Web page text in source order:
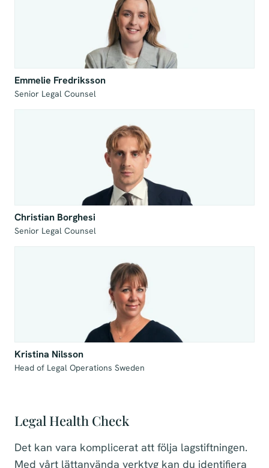
Emmelie Fredriksson
Senior Legal Counsel
Christian Borghesi
Senior Legal Counsel
Kristina Nilsson
Head of Legal Operations Sweden
Legal Health Check
Det kan vara komplicerat att följa lagstiftningen.
Med vårt lättanvända verktyg kan du identifiera